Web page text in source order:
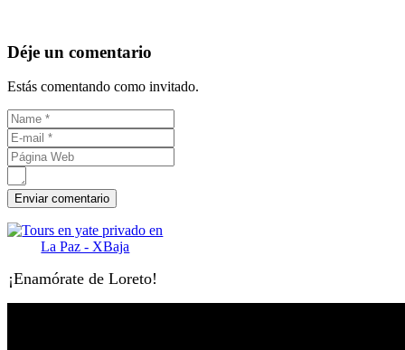
Déje un comentario
Estás comentando como invitado.
¡Enamórate de Loreto!